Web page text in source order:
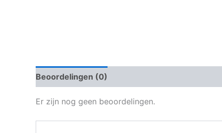
Beoordelingen (0)
Er zijn nog geen beoordelingen.